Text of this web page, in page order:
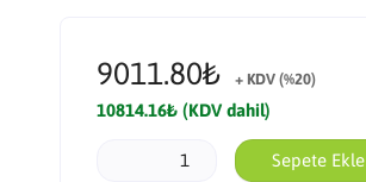
9011.80₺ + KDV (%20)
10814.16₺ (KDV dahil)
Sepete Ekle